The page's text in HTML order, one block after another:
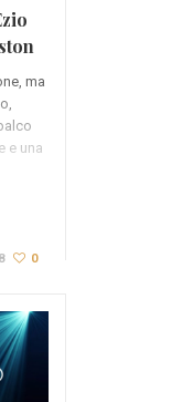
ma
e una
0